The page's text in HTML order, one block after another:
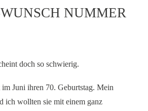
SERVICE-BLOG
KONTAKT
NUMMER
doch so schwierig.
Juni ihren 70. Geburtstag. Mein
ich wollten sie mit einem ganz